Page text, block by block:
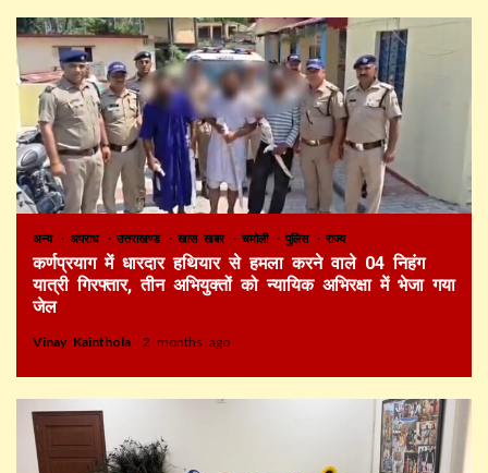
अन्य अपराध उत्तराखण्ड खास खबर चमोली पुलिस राज्य
कर्णप्रयाग में धारदार हथियार से हमला करने वाले 04 निहंग
यात्री गिरफ्तार, तीन अभियुक्तों को न्यायिक अभिरक्षा में भेजा गया
जेल
Vinay Kainthola 2 months ago